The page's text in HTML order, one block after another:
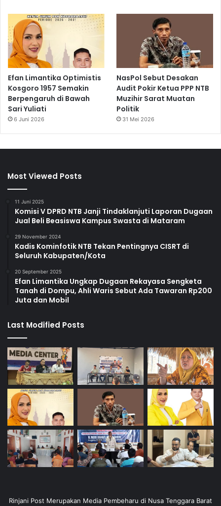
Efan Limantika Optimistis
Kosgoro 1957 Semakin
Berpengaruh di Bawah
Sari Yuliati
6 Juni 2026
NasPol Sebut Desakan
Audit Pokir Ketua PPP NTB
Muzihir Sarat Muatan
Politik
31 Mei 2026
Most Viewed Posts
11 Juni 2025
Komisi V DPRD NTB Janji Tindaklanjuti Laporan Dugaan
Jual Beli Beasiswa Kampus Swasta di Mataram
29 November 2024
Kadis Kominfotik NTB Tekan Pentingnya CISRT di
Seluruh Kabupaten/Kota
20 September 2025
Efan Limantika Ungkap Dugaan Rekayasa Sengketa
Tanah di Dompu, Ahli Waris Sebut Ada Tawaran Rp200
Juta dan Mobil
Last Modified Posts
Rinjani Post Merupakan Media Pembeharu di Nusa Tenggara Barat